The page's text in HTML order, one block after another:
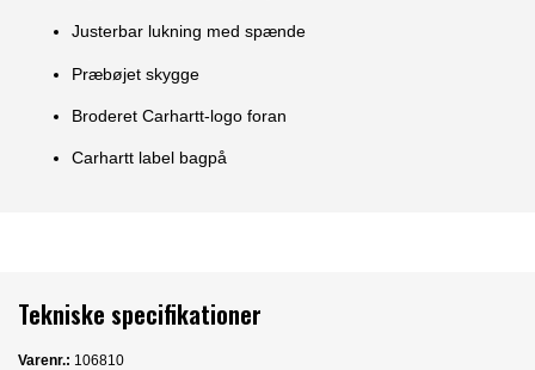
Justerbar lukning med spænde
Præbøjet skygge
Broderet Carhartt-logo foran
Carhartt label bagpå
Tekniske specifikationer
Varenr.: 106810